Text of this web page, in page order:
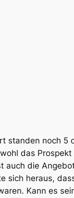
standen noch
das
die
sich heraus,
Kann es